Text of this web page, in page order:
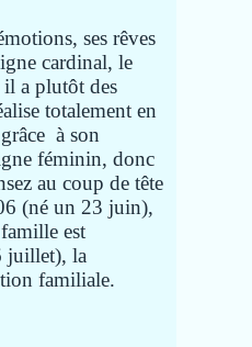
ses rêves
cardinal, le
il a plutôt des
totalement en
à son
féminin, donc
au coup de tête
(né un 23 juin),
est
juillet), la
familiale.